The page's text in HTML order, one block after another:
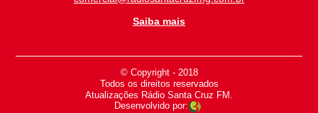
Saiba mais
© Copyright - 2018
-
Todos os direitos reservados
-
Atualizações Rádio Santa Cruz FM.
Desenvolvido por: